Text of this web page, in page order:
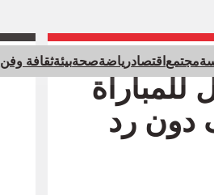
مجتمع اقتصادرياضةصحةبيئةثقافة وفن
للمباراة
دون رد